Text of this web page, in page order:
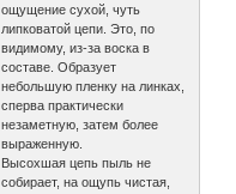
ощущение сухой, чуть
липковатой цепи. Это, по
видимому, из-за воска в
составе. Образует
небольшую пленку на линках,
сперва практически
незаметную, затем более
выраженную.
Высохшая цепь пыль не
собирает, на ощупь чистая,